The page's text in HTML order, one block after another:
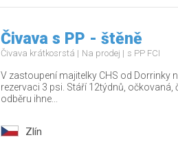
Čivava s PP - štěně
Čivava krátkosrstá Na prodej s PP FCI
V zastoupení majitelky CHS od Dorrinky
rezervaci 3 psi. Stáří 12týdnů,
odběru ihne...
Zlín